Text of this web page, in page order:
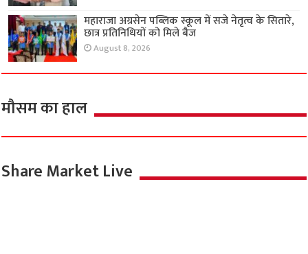
महाराजा अग्रसेन पब्लिक स्कूल में सजे नेतृत्व के सितारे,
छात्र प्रतिनिधियों को मिले बैज
मौसम का हाल
Share Market Live